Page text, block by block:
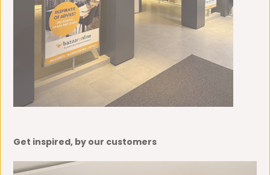
Get inspired, by our customers